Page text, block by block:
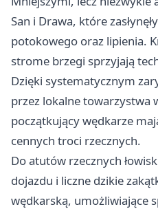
San i Drawa, które
potokowego oraz lipienia.
strome brzegi sprzyjają
Dzięki systematycznym
przez lokalne towarzystwa
początkujący wędkarze
cennych troci rzecznych.
Do atutów rzecznych
dojazdu i liczne dzikie
wędkarską, umożliwiające